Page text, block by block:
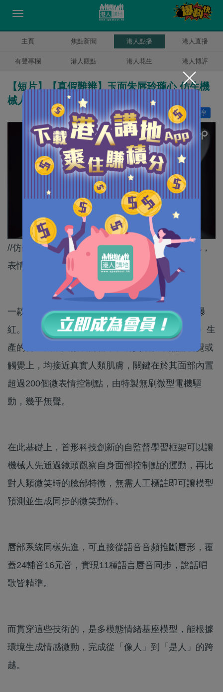
主頁 焦點新聞 港人點播 港人直播
有聲專欄 港人觀點 港人花生 港人博評
【短片】【真假難辨】玉面朱唇玲瓏心 仿生機
械人太驚艷
分享
讚好 7
//仿生機械人Origin F1爆紅，肌膚細膩、面容嬌艷，
表情、神態超逼真。//
一款名為Origin F1的仿生人形機械人最近在網上爆
紅。這款由中國初創科企首形科技（AheadForm）生
產的仿生機械人微表情精準、膚質細膩，無論視覺或
觸覺上，均接近真實人類肌膚，關鍵在於其面部內置
超過200個微表情控制點，由特製無刷微型電機驅
動，幾乎無聲。
在此基礎上，首形科技創新的自監督學習框架可以讓
機械人先通過鏡頭觀察自身面部控制點的運動，再比
對人類微笑時的臉部特徵，無需人工標註即可讓模型
預測並生成同步的微笑動作。
唇部系統同樣先進，可直接從語音音頻推斷唇形，覆
蓋24輔音16元音，實現11種語言唇音同步，說話唱
歌皆精準。
而貫穿這些技術的，是多模態情緒基座模型，能根據
環境生成情感微動，完成從「像人」到「是人」的跨
越。